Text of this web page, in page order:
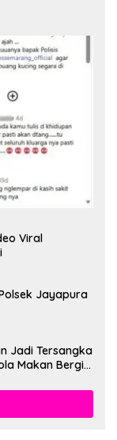
Viral
Jayapura
Jadi Tersangka
Makan Bergizi